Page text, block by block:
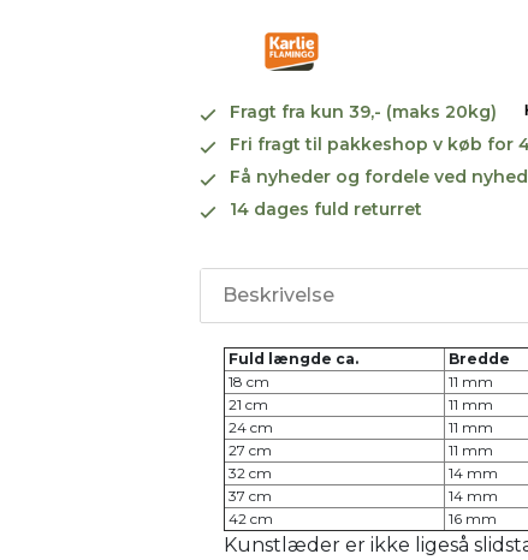
Fragt fra kun 39,- (maks 20kg)
Fri fragt til pakkeshop v køb for
Få nyheder og fordele ved
14 dages fuld returret
Beskrivelse
Fuld længde ca. Bredde
18 cm
11 mm
21 cm
11 mm
24 cm
11 mm
27 cm
11 mm
32 cm
14 mm
37 cm
14 mm
42 cm
16 mm
Kunstlæder er ikke ligeså